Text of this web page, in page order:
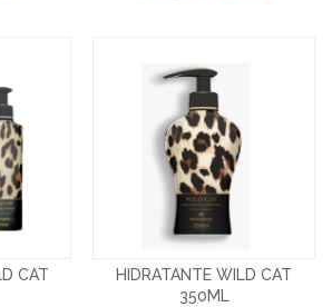
CAT
HIDRATANTE WILD CAT
350ML